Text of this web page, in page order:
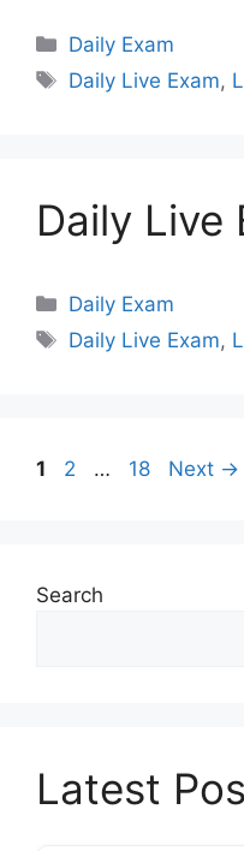
Categories
Daily Exam
Tags
Daily Live Exam,
Daily Live
Categories
Daily Exam
Tags
Daily Live Exam,
Page
1 Page
2 … Page
18 Next →
Search
Latest